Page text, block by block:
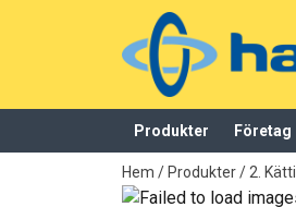
Produkter Företag
tillagd i varukorg
Hem / Produkter/ 2.
Märkning:
Standard:
Klass: